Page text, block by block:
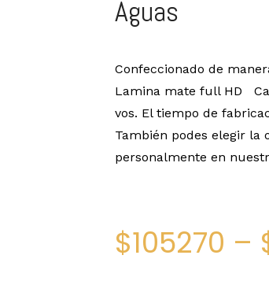
Aguas
Confeccionado de
Lamina mate full HD
vos. El tiempo de
También podes elegir la
personalmente en
$105270 –